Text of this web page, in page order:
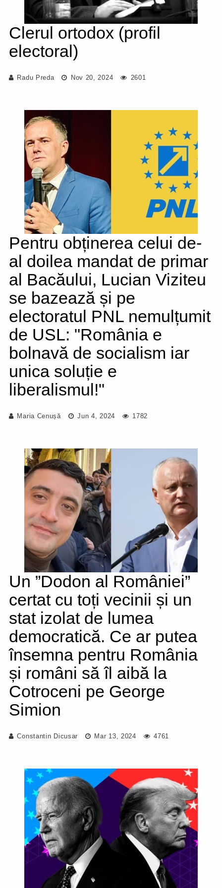
Clerul ortodox (profil
electoral)
Radu Preda Nov 20, 2024 2601
Pentru obținerea celui de-
al doilea mandat de primar
al Bacăului, Lucian Viziteu
se bazează și pe
electoratul PNL nemulțumit
de USL: "România e
bolnavă de socialism iar
unica soluție e
liberalismul!"
Maria Cenușă Jun 4, 2024 1782
Un ”Dodon al României”
certat cu toți vecinii și un
stat izolat de lumea
democratică. Ce ar putea
însemna pentru România
și români să îl aibă la
Cotroceni pe George
Simion
Constantin Dicusar Mar 13, 2024 4761